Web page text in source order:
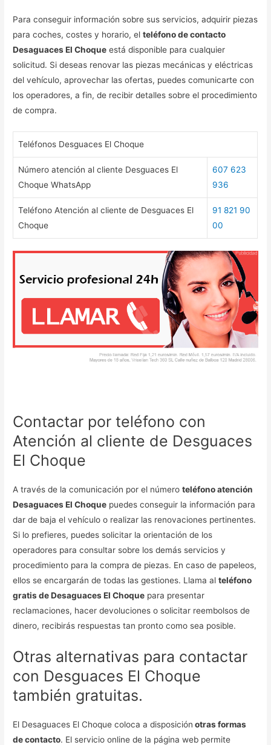
Para conseguir información sobre sus servicios, adquirir piezas
para coches, costes y horario, elteléfono de contacto
Desaguaces El Choque está disponible para cualquier
solicitud. Si deseas renovar las piezas mecánicas y eléctricas
del vehículo, aprovechar las ofertas, puedes comunicarte con
los operadores, a fin, de recibir detalles sobre el procedimiento
de compra.
Teléfonos Desguaces El Choque
Número atención al cliente Desguaces El
Choque WhatsApp
607 623
936
Teléfono Atención al cliente de Desguaces El
Choque
91 821 90
00
Contactar por teléfono con
Atención al cliente de Desguaces
El Choque
A través de la comunicación por el númeroteléfono atención
Desaguaces El Choque puedes conseguir la información para
dar de baja el vehículo o realizar las renovaciones pertinentes.
Si lo prefieres, puedes solicitar la orientación de los
operadores para consultar sobre los demás servicios y
procedimiento para la compra de piezas. En caso de papeleos,
ellos se encargarán de todas las gestiones. Llama alteléfono
gratis de Desaguaces El Choque para presentar
reclamaciones, hacer devoluciones o solicitar reembolsos de
dinero, recibirás respuestas tan pronto como sea posible.
Otras alternativas para contactar
con Desguaces El Choque
también gratuitas.
El Desaguaces El Choque coloca a disposición otras formas
de contacto. El servicio online de la página web permite